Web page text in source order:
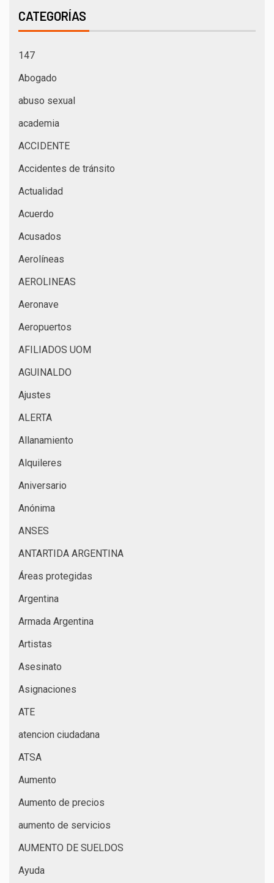
CATEGORÍAS
147
Abogado
abuso sexual
academia
ACCIDENTE
Accidentes de tránsito
Actualidad
Acuerdo
Acusados
Aerolíneas
AEROLINEAS
Aeronave
Aeropuertos
AFILIADOS UOM
AGUINALDO
Ajustes
ALERTA
Allanamiento
Alquileres
Aniversario
Anónima
ANSES
ANTARTIDA ARGENTINA
Áreas protegidas
Argentina
Armada Argentina
Artistas
Asesinato
Asignaciones
ATE
atencion ciudadana
ATSA
Aumento
Aumento de precios
aumento de servicios
AUMENTO DE SUELDOS
Ayuda